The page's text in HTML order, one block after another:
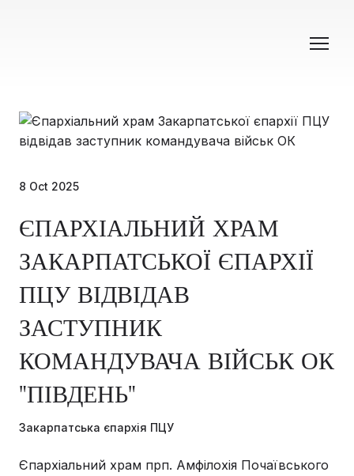
8 Oct 2025
ЄПАРХІАЛЬНИЙ ХРАМ
ЗАКАРПАТСЬКОЇ ЄПАРХІЇ
ПЦУ ВІДВІДАВ
ЗАСТУПНИК
КОМАНДУВАЧА ВІЙСЬК ОК
"ПІВДЕНЬ"
Закарпатська єпархія ПЦУ
Єпархіальний храм прп. Амфілохія Почаївського